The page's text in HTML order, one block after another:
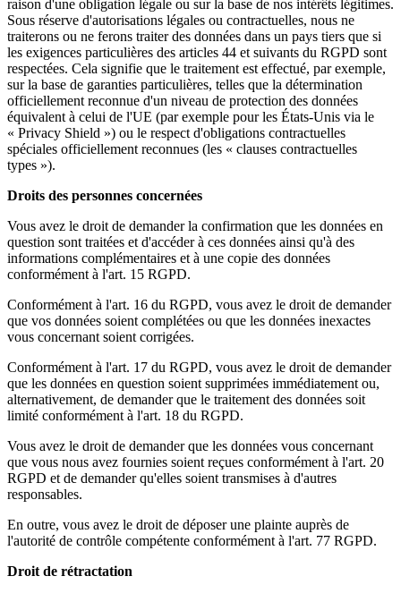
raison d'une obligation légale ou sur la base de nos intérêts légitimes.
Sous réserve d'autorisations légales ou contractuelles, nous ne
traiterons ou ne ferons traiter des données dans un pays tiers que si
les exigences particulières des articles 44 et suivants du RGPD sont
respectées. Cela signifie que le traitement est effectué, par exemple,
sur la base de garanties particulières, telles que la détermination
officiellement reconnue d'un niveau de protection des données
équivalent à celui de l'UE (par exemple pour les États-Unis via le
« Privacy Shield ») ou le respect d'obligations contractuelles
spéciales officiellement reconnues (les « clauses contractuelles
types »).
Droits des personnes concernées
Vous avez le droit de demander la confirmation que les données en
question sont traitées et d'accéder à ces données ainsi qu'à des
informations complémentaires et à une copie des données
conformément à l'art. 15 RGPD.
Conformément à l'art. 16 du RGPD, vous avez le droit de demander
que vos données soient complétées ou que les données inexactes
vous concernant soient corrigées.
Conformément à l'art. 17 du RGPD, vous avez le droit de demander
que les données en question soient supprimées immédiatement ou,
alternativement, de demander que le traitement des données soit
limité conformément à l'art. 18 du RGPD.
Vous avez le droit de demander que les données vous concernant
que vous nous avez fournies soient reçues conformément à l'art. 20
RGPD et de demander qu'elles soient transmises à d'autres
responsables.
En outre, vous avez le droit de déposer une plainte auprès de
l'autorité de contrôle compétente conformément à l'art. 77 RGPD.
Droit de rétractation